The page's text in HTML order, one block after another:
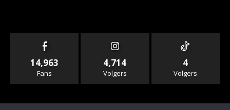
14,963
Fans
4,714
Volgers
4
Volgers